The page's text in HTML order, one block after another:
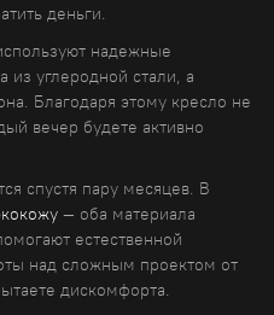
деньги.
надежные
из углеродной стали, а
Благодаря этому кресло не
вечер будете активно
спустя пару месяцев. В
— оба материала
естественной
над сложным проектом от
дискомфорта.